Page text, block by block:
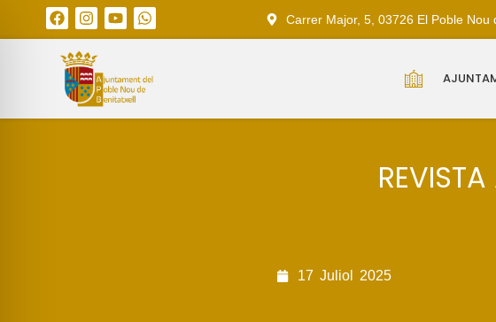
Carrer Major, 5, 03726 El Poble Nou
17 Juliol 2025